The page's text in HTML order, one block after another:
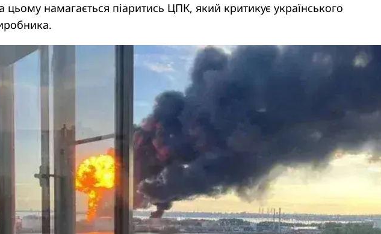
цьому намагається піаритись ЦПК, який критикує українського